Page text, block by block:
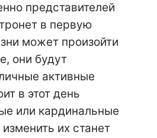
представителей
в первую
может произойти
они будут
активные
в этот день
или кардинальные
их станет